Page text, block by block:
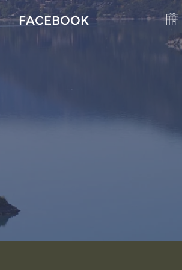
FACEBOOK